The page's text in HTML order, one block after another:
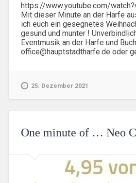
https://www.youtube.com/
Mit dieser Minute an der Harfe
ich euch ein gesegnetes
gesund und munter !
Eventmusik an der Harfe und
office@hauptstadtharfe.de oder
25. Dezember 2021
One minute of … Neo